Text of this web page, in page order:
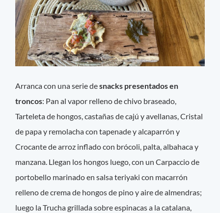
Arranca con una serie desnacks presentados en
troncos: Pan al vapor relleno de chivo braseado,
Tarteleta de hongos, castañas de cajú y avellanas, Cristal
de papa y remolacha con tapenade y alcaparrón y
Crocante de arroz inflado con brócoli, palta, albahaca y
manzana. Llegan los hongos luego, con un Carpaccio de
portobello marinado en salsa teriyaki con macarrón
relleno de crema de hongos de pino y aire de almendras;
luego la Trucha grillada sobre espinacas a la catalana,